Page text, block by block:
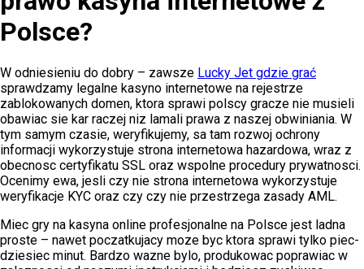
Polsce?
W odniesieniu do dobry – zawsze Lucky Jet gdzie grać
sprawdzamy legalne kasyno internetowe na rejestrze
zablokowanych domen, ktora sprawi polscy gracze nie musieli
obawiac sie kar raczej niz lamali prawa z naszej obwiniania. W
tym samym czasie, weryfikujemy, sa tam rozwoj ochrony
informacji wykorzystuje strona internetowa hazardowa, wraz z
obecnosc certyfikatu SSL oraz wspolne procedury prywatnosci.
Ocenimy ewa, jesli czy nie strona internetowa wykorzystuje
weryfikacje KYC oraz czy czy nie przestrzega zasady AML.
Miec gry na kasyna online profesjonalne na Polsce jest ladna
proste – nawet poczatkujacy moze byc ktora sprawi tylko piec-
dziesiec minut. Bardzo wazne bylo, produkowac poprawiac w